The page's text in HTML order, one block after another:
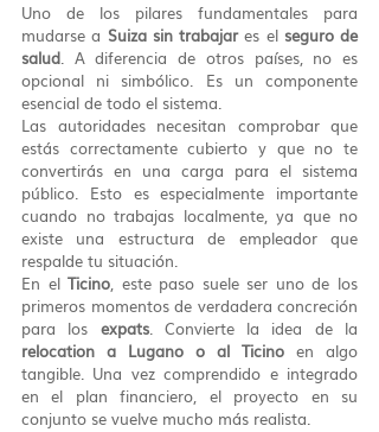
Uno de los pilares fundamentales para
mudarse a Suiza sin trabajar es el seguro de
salud. A diferencia de otros países, no es
opcional ni simbólico. Es un componente
esencial de todo el sistema.
Las autoridades necesitan comprobar que
estás correctamente cubierto y que no te
convertirás en una carga para el sistema
público. Esto es especialmente importante
cuando no trabajas localmente, ya que no
existe una estructura de empleador que
respalde tu situación.
En el Ticino, este paso suele ser uno de los
primeros momentos de verdadera concreción
para los expats
relocation a Lugano o al Ticino en algo
tangible. Una vez comprendido e integrado
en el plan financiero, el proyecto en su
conjunto se vuelve mucho más realista.